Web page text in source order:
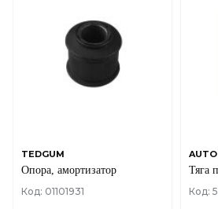
TEDGUM
Опора, амортизатор
Код: 01101931
Тяга
Код: